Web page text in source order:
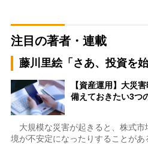
注目の著者・連載
藤川里絵「さあ、投資を始
【資産運用】大災
備えておきたい3つ
大規模な災害が起きると、株式市
境が不安定になったりすることがあ